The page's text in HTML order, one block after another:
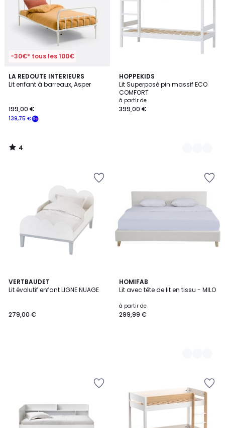
-30€* tous les 100€
LA REDOUTE INTERIEURS
Lit enfant à barreaux, Asper
139,75 €
199,00 €
4
/
4
/
HOPPEKIDS
Lit Superposé pin massif ECO
COMFORT
à partir de
399,00 €
4
Couleurs
VERTBAUDET
Lit évolutif enfant LIGNE NUAGE
279,00 €
HOMIFAB
Lit avec tête de lit en tissu - MILO
à partir de
299,99 €
2
Couleurs